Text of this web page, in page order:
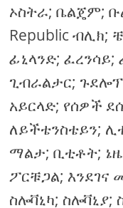
ኦስትራ; ቤልጄም;
Republic ብሊክ;
ፊኒላንድ; ፈረንሳይ;
ጊብራልታር; ጉደሎፕ.
አይርላድ; የሰዎች
ለይችቴንስቴይን;
ማልታ; ቢቲቶት;
ፖርቹጋል; እንደገና
ስሎቫኒካ; ስሎቫኒያ;